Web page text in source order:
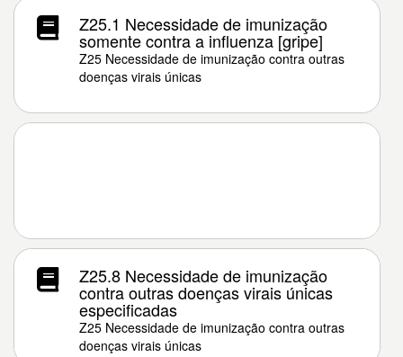
Z25.1 Necessidade de imunização
somente contra a influenza [gripe]
Z25 Necessidade de imunização contra outras
doenças virais únicas
Z25.8 Necessidade de imunização
contra outras doenças virais únicas
especificadas
Z25 Necessidade de imunização contra outras
doenças virais únicas